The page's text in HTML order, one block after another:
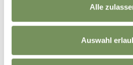
Alle
Auswahl